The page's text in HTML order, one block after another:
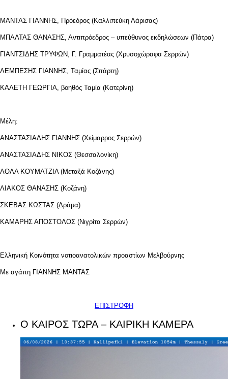
ΜΑΝΤΑΣ ΓΙΑΝΝΗΣ, Πρόεδρος (Καλλιπεύκη Λάρισας)
ΜΠΑΛΤΑΣ ΘΑΝΑΣΗΣ, Αντιπρόεδρος – υπεύθυνος εκδηλώσεων (Πάτρα)
ΓΙΑΝΤΣΙΔΗΣ ΤΡΥΦΩΝ, Γ. Γραμματέας (Χρυσοχώραφα Σερρών)
ΛΕΜΠΕΣΗΣ ΓΙΑΝΝΗΣ, Ταμίας (Σπάρτη)
ΚΑΛΕΤΗ ΓΕΩΡΓΙΑ, βοηθός Ταμία (Κατερίνη)
Μέλη:
ΑΝΑΣΤΑΣΙΑΔΗΣ ΓΙΑΝΝΗΣ (Χείμαρρος Σερρών)
ΑΝΑΣΤΑΣΙΑΔΗΣ ΝΙΚΟΣ (Θεσσαλονίκη)
ΛΟΛΑ ΚΟΥΜΑΤΖΙΑ (Μεταξά Κοζάνης)
ΛΙΑΚΟΣ ΘΑΝΑΣΗΣ (Κοζάνη)
ΣΚΕΒΑΣ ΚΩΣΤΑΣ (Δράμα)
ΚΑΜΑΡΗΣ ΑΠΟΣΤΟΛΟΣ (Νιγρίτα Σερρών)
Ελληνική Κοινότητα νοτιοανατολικών προαστίων Μελβούρνης
Με αγάπη ΓΙΑΝΝΗΣ ΜΑΝΤΑΣ
ΕΠΙΣΤΡΟΦΗ
Ο ΚΑΙΡΟΣ ΤΩΡΑ – ΚΑΙΡΙΚΗ ΚΑΜΕΡΑ